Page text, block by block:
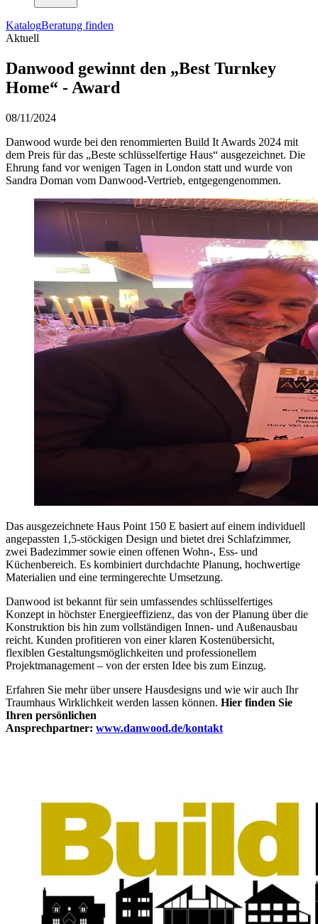
KatalogBeratung finden
Aktuell
Danwood gewinnt den „Best Turnkey
Home“ - Award
08/11/2024
Danwood wurde bei den renommierten Build It Awards 2024 mit
dem Preis für das „Beste schlüsselfertige Haus“ ausgezeichnet. Die
Ehrung fand vor wenigen Tagen in London statt und wurde von
Sandra Doman vom Danwood-Vertrieb, entgegengenommen.
Das ausgezeichnete Haus Point 150 E basiert auf einem individuell
angepassten 1,5-stöckigen Design und bietet drei Schlafzimmer,
zwei Badezimmer sowie einen offenen Wohn-, Ess- und
Küchenbereich. Es kombiniert durchdachte Planung, hochwertige
Materialien und eine termingerechte Umsetzung.
Danwood ist bekannt für sein umfassendes schlüsselfertiges
Konzept in höchster Energieeffizienz, das von der Planung über die
Konstruktion bis hin zum vollständigen Innen- und Außenausbau
reicht. Kunden profitieren von einer klaren Kostenübersicht,
flexiblen Gestaltungsmöglichkeiten und professionellem
Projektmanagement – von der ersten Idee bis zum Einzug.
Erfahren Sie mehr über unsere Hausdesigns und wie wir auch Ihr
Traumhaus Wirklichkeit werden lassen können. Hier finden Sie
Ihren persönlichen
Ansprechpartner: www.danwood.de/kontakt